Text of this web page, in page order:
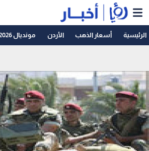
الرئيسية أسعار الذهب الأردن مونديال 2026